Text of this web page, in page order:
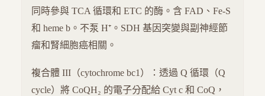
同時參與 TCA 循環和 ETC 的酶。含 FAD、Fe-S
和 heme b。不泵 H⁺。SDH 基因突變與副神經節
瘤和腎細胞癌相關。
複合體 III（cytochrome bc1）：透過 Q 循環（Q
cycle）將 CoQH₂ 的電子分配給 Cyt c 和 CoQ，